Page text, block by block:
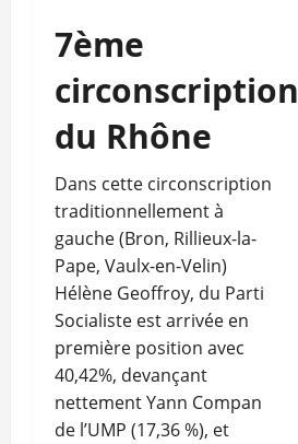
7ème
circonscription
du Rhône
Dans cette circonscription
traditionnellement à
gauche (Bron, Rillieux-la-
Pape, Vaulx-en-Velin)
Hélène Geoffroy, du Parti
Socialiste est arrivée en
première position avec
40,42%, devançant
nettement Yann Compan
de l’UMP (17,36 %), et